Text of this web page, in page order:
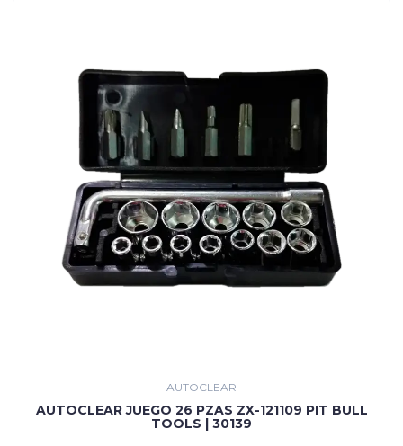
AUTOCLEAR
AUTOCLEAR JUEGO 26 PZAS ZX-121109 PIT BULL
TOOLS | 30139